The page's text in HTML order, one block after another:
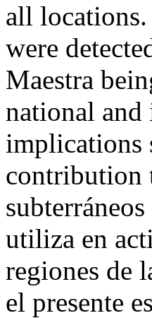
all
were
Maestra
national
implications
contribution
utiliza en
regiones de
el presente